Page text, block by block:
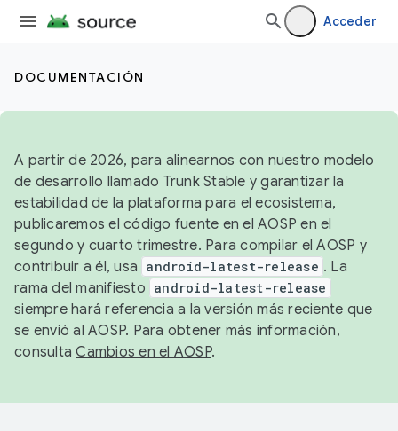
Acceder
DOCUMENTACIÓN
A partir de 2026, para alinearnos con nuestro modelo
de desarrollo llamado Trunk Stable y garantizar la
estabilidad de la plataforma para el ecosistema,
publicaremos el código fuente en el AOSP en el
segundo y cuarto trimestre. Para compilar el AOSP y
contribuir a él, usa android-latest-release . La
rama del manifiesto android-latest-release
siempre hará referencia a la versión más reciente que
se envió al AOSP. Para obtener más información,
consultaCambios en el AOSP.